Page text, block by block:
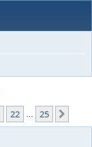
22 25